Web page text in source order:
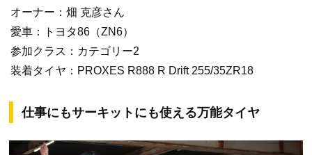
オーナー：畑 克彦さん
愛車：トヨタ86（ZN6）
参加クラス：カテゴリー2
装着タイヤ：PROXES R888 R Drift 255/35ZR18
仕事にもサーキットにも使える万能タイヤ